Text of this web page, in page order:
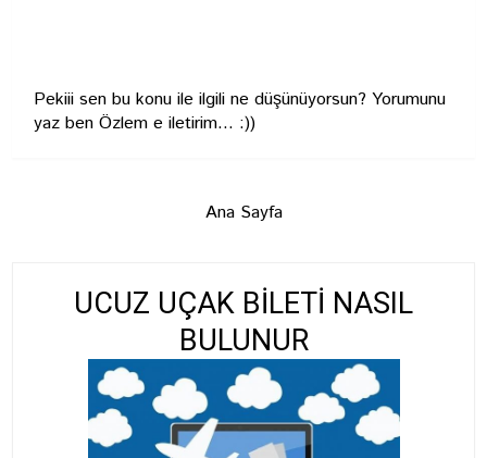
Pekiii sen bu konu ile ilgili ne düşünüyorsun? Yorumunu
yaz ben Özlem e iletirim... :))
Ana Sayfa
UCUZ UÇAK BİLETİ NASIL
BULUNUR